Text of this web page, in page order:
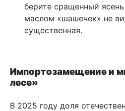
берите сращенный
маслом «шашечек» не
существенная.
Импортозамещение и
лесе»
В 2025 году доля